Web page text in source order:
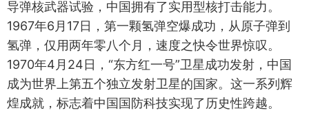
导弹核武器试验，中国拥有了实用型核打击能力。
1967年6月17日，第一颗氢弹空爆成功，从原子弹到
氢弹，仅用两年零八个月，速度之快令世界惊叹。
1970年4月24日，“东方红一号”卫星成功发射，中国
成为世界上第五个独立发射卫星的国家。这一系列辉
煌成就，标志着中国国防科技实现了历史性跨越。